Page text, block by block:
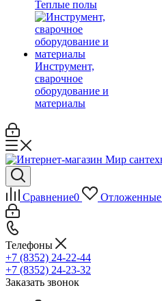
Теплые полы
Инструмент,
сварочное
оборудование и
материалы
Сравнение0 Отложенные
Телефоны
+7 (8352) 24-22-44
+7 (8352) 24-23-32
Заказать звонок